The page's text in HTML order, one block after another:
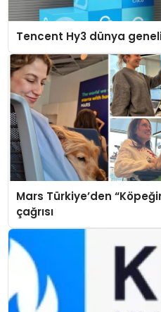
Tencent Hy3 dünya
Mars Türkiye’den
çağrısı